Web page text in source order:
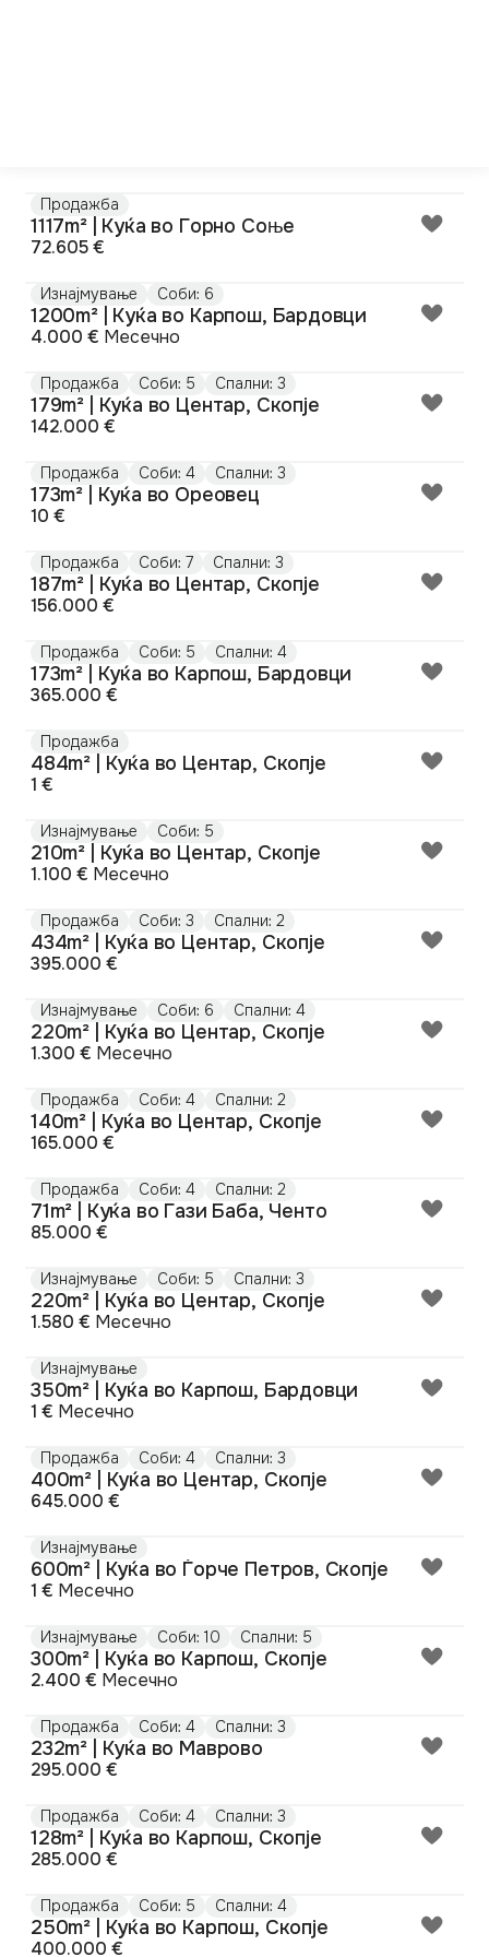
Продажба
1117m² | Куќа во Горно Соње
72.605 €
Изнајмување Соби: 6
1200m² | Куќа во Карпош, Бардовци
4.000 € Месечно
Продажба Соби: 5 Спални: 3
179m² | Куќа во Центар, Скопје
142.000 €
Продажба Соби: 4 Спални: 3
173m² | Куќа во Ореовец
10 €
Продажба Соби: 7 Спални: 3
187m² | Куќа во Центар, Скопје
156.000 €
Продажба Соби: 5 Спални: 4
173m² | Куќа во Карпош, Бардовци
365.000 €
Продажба
484m² | Куќа во Центар, Скопје
1 €
Изнајмување Соби: 5
210m² | Куќа во Центар, Скопје
1.100 € Месечно
Продажба Соби: 3 Спални: 2
434m² | Куќа во Центар, Скопје
395.000 €
Изнајмување Соби: 6 Спални: 4
220m² | Куќа во Центар, Скопје
1.300 € Месечно
Продажба Соби: 4 Спални: 2
140m² | Куќа во Центар, Скопје
165.000 €
Продажба Соби: 4 Спални: 2
71m² | Куќа во Гази Баба, Ченто
85.000 €
Изнајмување Соби: 5 Спални: 3
220m² | Куќа во Центар, Скопје
1.580 € Месечно
Изнајмување
350m² | Куќа во Карпош, Бардовци
1 € Месечно
Продажба Соби: 4 Спални: 3
400m² | Куќа во Центар, Скопје
645.000 €
Изнајмување
600m² | Куќа во Ѓорче Петров, Скопје
1 € Месечно
Изнајмување Соби: 10 Спални: 5
300m² | Куќа во Карпош, Скопје
2.400 € Месечно
Продажба Соби: 4 Спални: 3
232m² | Куќа во Маврово
295.000 €
Продажба Соби: 4 Спални: 3
128m² | Куќа во Карпош, Скопје
285.000 €
Продажба Соби: 5 Спални: 4
250m² | Куќа во Карпош, Скопје
400.000 €